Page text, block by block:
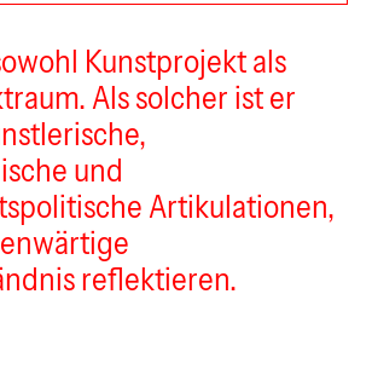
Kunstprojekt als
Als solcher ist er
und
Artikulationen,
reflektieren.